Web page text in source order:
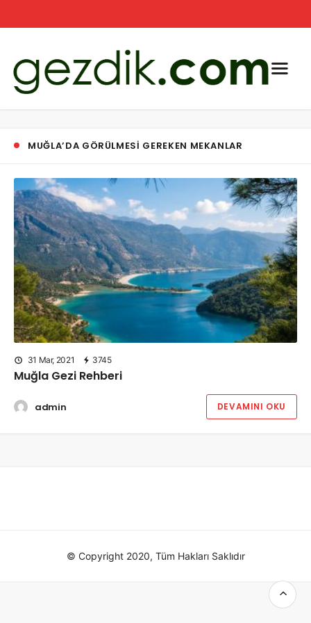
MUĞLA’DA GÖRÜLMESI GEREKEN MEKANLAR
31 Mar, 2021 3745
Muğla Gezi Rehberi
admin DEVAMINI OKU
© Copyright 2020, Tüm Hakları Saklıdır